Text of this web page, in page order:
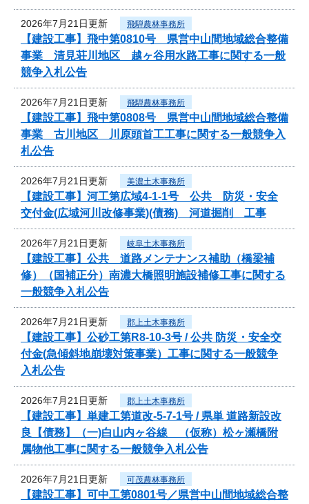
2026年7月21日更新 飛騨農林事務所
【建設工事】飛中第0810号 県営中山間地域総合整備
事業 清見荘川地区 越ヶ谷用水路工事に関する一般
競争入札公告
2026年7月21日更新 飛騨農林事務所
【建設工事】飛中第0808号 県営中山間地域総合整備
事業 古川地区 川原頭首工工事に関する一般競争入
札公告
2026年7月21日更新 美濃土木事務所
【建設工事】河工第広域4-1-1号 公共 防災・安全
交付金(広域河川改修事業)(債務) 河道掘削 工事
2026年7月21日更新 岐阜土木事務所
【建設工事】公共 道路メンテナンス補助（橋梁補
修）（国補正分）南濃大橋照明施設補修工事に関する
一般競争入札公告
2026年7月21日更新 郡上土木事務所
【建設工事】公砂工第R8-10-3号 / 公共 防災・安全交
付金(急傾斜地崩壊対策事業）工事に関する一般競争
入札公告
2026年7月21日更新 郡上土木事務所
【建設工事】単建工第道改-5-7-1号 / 県単 道路新設改
良【債務】（一)白山内ヶ谷線 （仮称）松ヶ瀬橋附
属物他工事に関する一般競争入札公告
2026年7月21日更新 可茂農林事務所
【建設工事】可中工第0801号／県営中山間地域総合整